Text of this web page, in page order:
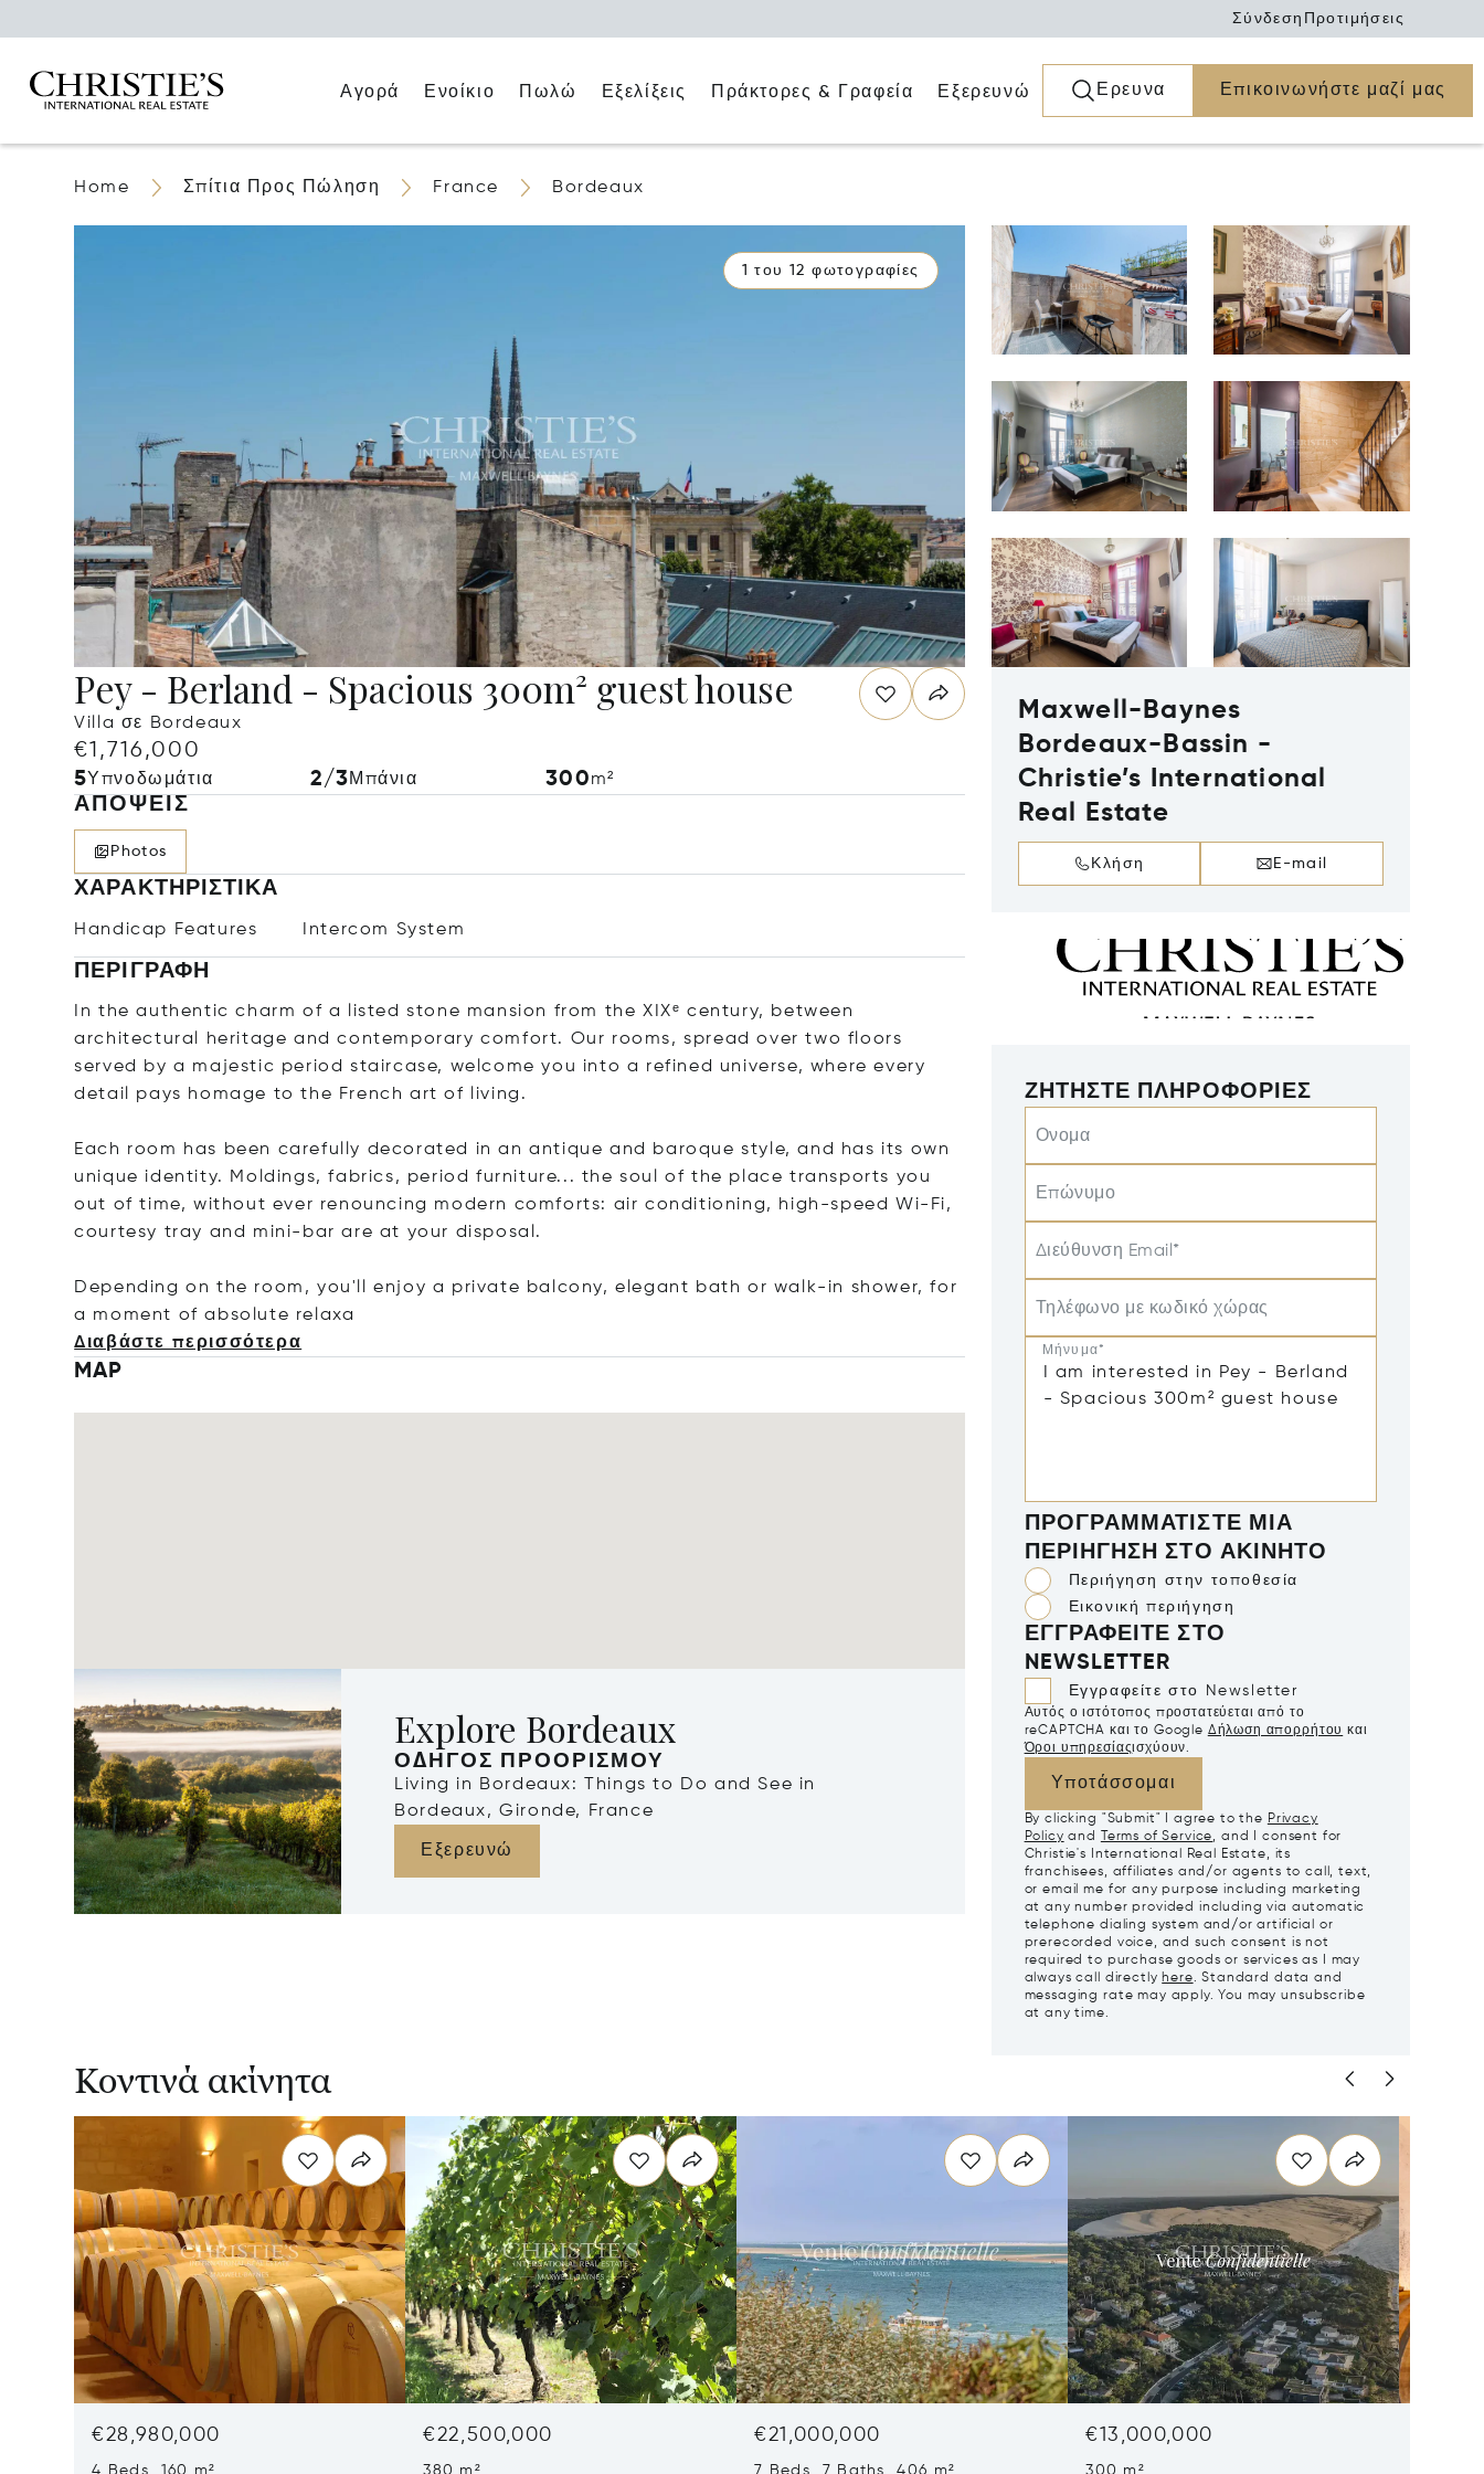
Σύνδεση Προτιμήσεις
Αγορά Ενοίκιο Πωλώ Εξελίξεις Πράκτορες & Γραφεία Εξερευνώ Ερευνα Επικοινωνήστε μαζί μας
Home Σπίτια Προς Πώληση France Bordeaux
1 του 12 φωτογραφίες
Pey - Berland - Spacious 300m² guest house
Villa σε Bordeaux
€1,716,000
5Υπνοδωμάτια 2/3 Μπάνια 300m²
ΑΠΌΨΕΙΣ
Photos
ΧΑΡΑΚΤΗΡΙΣΤΙΚΆ
Handicap Features Intercom System
ΠΕΡΙΓΡΑΦΉ
In the authentic charm of a listed stone mansion from the XIXᵉ century, between
architectural heritage and contemporary comfort. Our rooms, spread over two floors
served by a majestic period staircase, welcome you into a refined universe, where every
detail pays homage to the French art of living.
Each room has been carefully decorated in an antique and baroque style, and has its own
unique identity. Moldings, fabrics, period furniture... the soul of the place transports you
out of time, without ever renouncing modern comforts: air conditioning, high-speed Wi-Fi,
courtesy tray and mini-bar are at your disposal.
Depending on the room, you'll enjoy a private balcony, elegant bath or walk-in shower, for
a moment of absolute relaxa
Διαβάστε περισσότερα
MAP
Explore Bordeaux
ΟΔΗΓΌΣ ΠΡΟΟΡΙΣΜΟΎ
Living in Bordeaux: Things to Do and See in
Bordeaux, Gironde, France
Εξερευνώ
Maxwell-Baynes
Bordeaux-Bassin -
Christie’s International
Real Estate
Κλήση E-mail
ΖΗΤΉΣΤΕ ΠΛΗΡΟΦΟΡΊΕΣ
Ονομα
Επώνυμο
Διεύθυνση Email*
Τηλέφωνο με κωδικό χώρας
Μήνυμα*
ΠΡΟΓΡΑΜΜΑΤΊΣΤΕ ΜΙΑ
ΠΕΡΙΉΓΗΣΗ ΣΤΟ ΑΚΊΝΗΤΟ
Περιήγηση στην τοποθεσία
Εικονική περιήγηση
ΕΓΓΡΑΦΕΊΤΕ ΣΤΟ
NEWSLETTER
Εγγραφείτε στο Newsletter
Αυτός ο ιστότοπος προστατεύεται από το
reCAPTCHA και το Google Δήλωση απορρήτου και
Όροι υπηρεσίαςισχύουν.
Υποτάσσομαι
By clicking "Submit" I agree to the Privacy
Policy and Terms of Service, and I consent for
Christie's International Real Estate, its
franchisees, affiliates and/or agents to call, text,
or email me for any purpose including marketing
at any number provided including via automatic
telephone dialing system and/or artificial or
prerecorded voice, and such consent is not
required to purchase goods or services as I may
always call directly here. Standard data and
messaging rate may apply. You may unsubscribe
at any time.
Κοντινά ακίνητα
€28,980,000
4 Beds 160 m²
€22,500,000
380 m²
€21,000,000
7 Beds 7 Baths 406 m²
€13,000,000
300 m²